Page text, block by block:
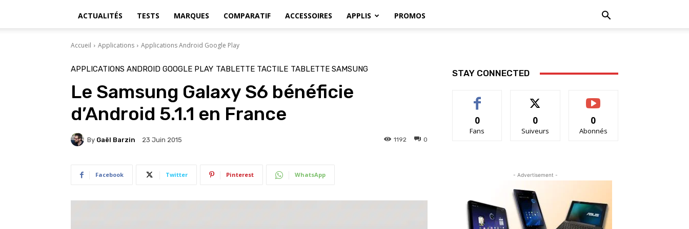
ACTUALITÉS TESTS MARQUES COMPARATIF ACCESSOIRES APPLIS PROMOS
Accueil Applications Applications Android Google Play
APPLICATIONS ANDROID GOOGLE PLAY TABLETTE TACTILE TABLETTE SAMSUNG
Le Samsung Galaxy S6 bénéficie
d’Android 5.1.1 en France
By Gaël Barzin 23 Juin 2015 0
1192
Facebook Twitter Pinterest WhatsApp
STAY CONNECTED
0
Fans
0
Suiveurs
0
Abonnés
- Advertisement -